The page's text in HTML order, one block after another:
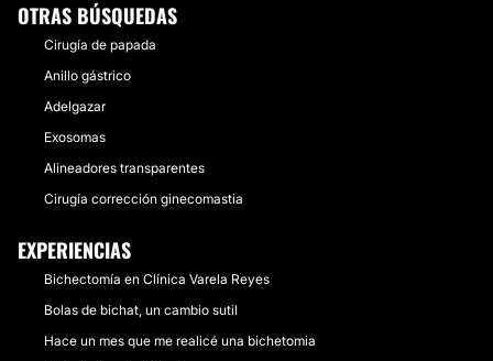
OTRAS BÚSQUEDAS
Cirugía de papada
Anillo gástrico
Adelgazar
Exosomas
Alineadores transparentes
Cirugía corrección ginecomastia
EXPERIENCIAS
Bichectomía en Clínica Varela Reyes
Bolas de bichat, un cambio sutil
Hace un mes que me realicé una bichetomia